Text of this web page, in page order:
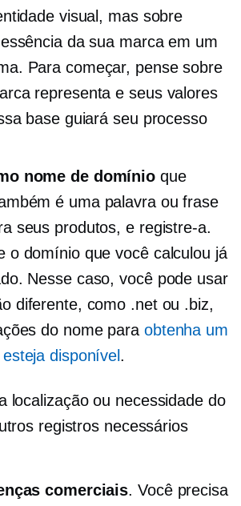
visual, mas sobre
da sua marca em um
Para começar, pense sobre
representa e seus valores
base guiará seu processo
nome de domínio que
é uma palavra ou frase
seus produtos, e registre-a.
o domínio que você calculou já
Nesse caso, você pode usar
diferente, como .net ou .biz,
do nome para obtenha um
disponível .
localização ou necessidade do
registros necessários
comerciais. Você precisa